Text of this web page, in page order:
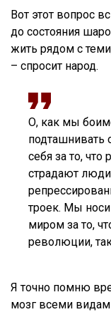
Вот этот вопрос
до состояния
жить рядом с
– спросит народ.
О, как мы
себя за то, что
страдают
троек. Мы
миром за то,
революции,
Я точно помню
мозг всеми